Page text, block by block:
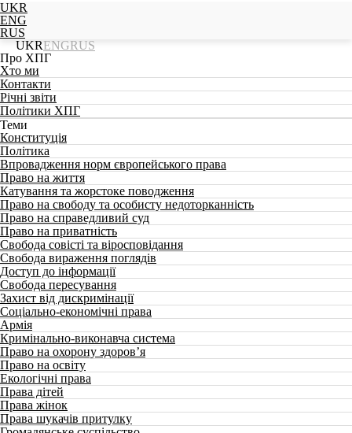
UKR
ENG
RUS
UKRENGRUS
Про ХПГ
Хто ми
Контакти
Річні звіти
Політики ХПГ
Теми
Конституція
Політика
Впровадження норм європейського права
Право на життя
Катування та жорстоке поводження
Право на свободу та особисту недоторканність
Право на справедливий суд
Право на приватність
Свобода совісті та віросповідання
Свобода вираження поглядів
Доступ до інформації
Свобода пересування
Захист від дискримінації
Соціально-економічні права
Армія
Кримінально-виконавча система
Право на охорону здоров’я
Право на освіту
Екологічні права
Права дітей
Права жінок
Права шукачів притулку